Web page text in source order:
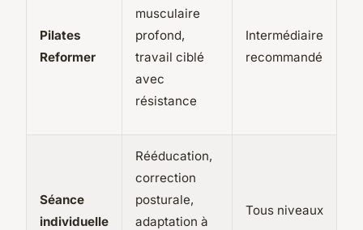
Pilates
Reformer
musculaire
profond,
travail ciblé
avec
résistance
Intermédiaire
recommandé
Séance
individuelle
Rééducation,
correction
posturale,
adaptation à
Tous niveaux